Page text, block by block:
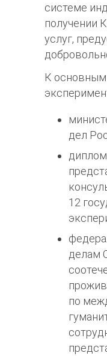
системе
получении
услуг,
К основным
дел
12
делам
по